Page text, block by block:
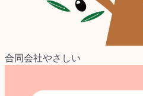
合同会社やさしい